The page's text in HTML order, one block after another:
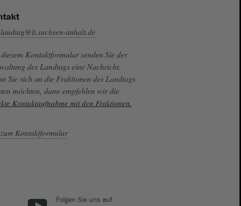
landtag@lt.sachsen-anhalt.de
Kontaktformular senden Sie der
des Landtags eine Nachricht.
Sie sich an die Fraktionen des Landtags
möchten, dann empfehlen wir die
Kontaktaufnahme mit den Fraktionen.
zum Kontaktformular
Folgen Sie uns auf